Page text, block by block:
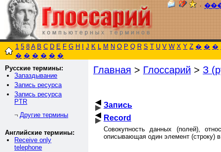
٠
1 5 8 A B C D E F G H J K L M N O P Q R S T U V W X Y Z � � �
� � � � � �
Русские термины:
Запаздывание
Запись ресурса
Запись ресурса
PTR
¬ Другие термины
Английские термины:
Receive only
telephone
Главная > Глоссарий > З
Запись
Record
Совокупность данных (полей),
описывающая один элемент (строку)